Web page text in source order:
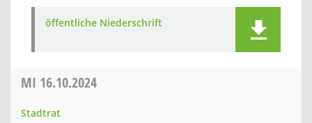
öffentliche Niederschrift
MI 16.10.2024
Stadtrat